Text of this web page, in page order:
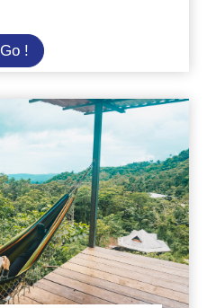
Go ! Afrique
du
Sud
éducation
l’environnement